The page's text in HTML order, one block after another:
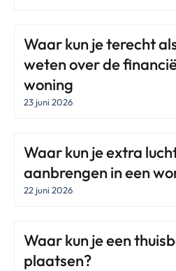
Waar kun je terecht
weten over de
woning
23 juni 2026
Waar kun je extra
aanbrengen in een
22 juni 2026
Waar kun je een
plaatsen?